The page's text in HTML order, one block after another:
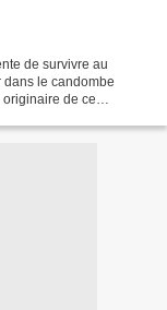
de survivre au
le candombe
de ce